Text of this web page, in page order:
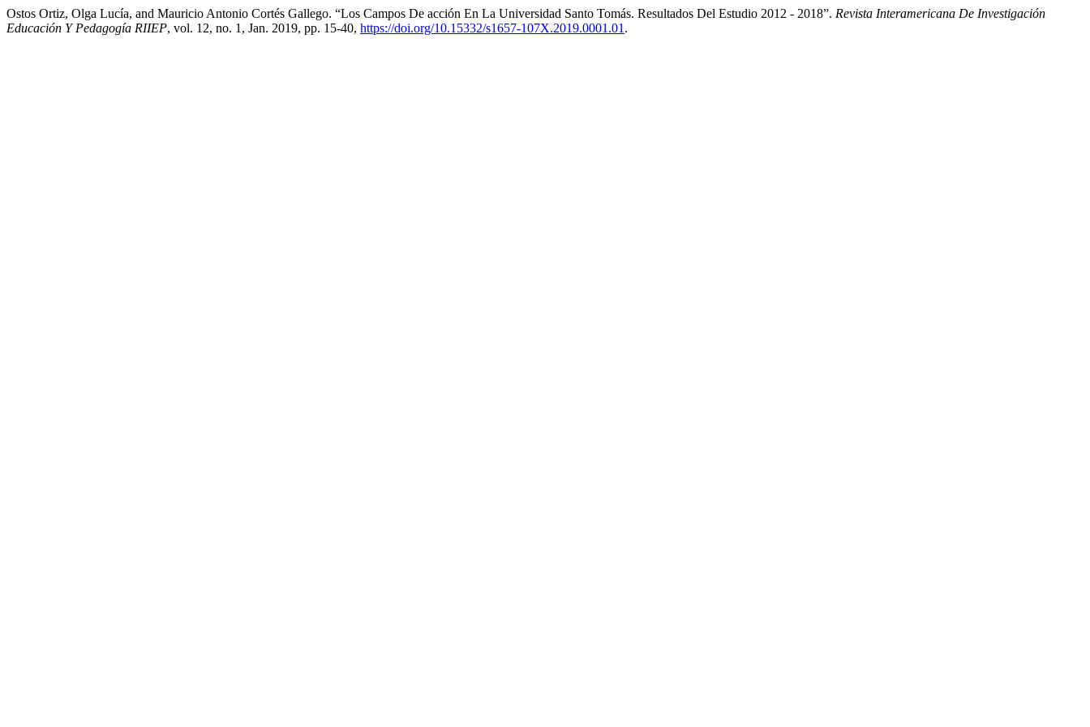
Ostos Ortiz, Olga Lucía, and Mauricio Antonio Cortés Gallego. “Los Campos De acción En La Universidad Santo Tomás. Resultados Del Estudio 2012 - 2018”. Revista Interamericana De Investigación
Educación Y Pedagogía RIIEP, vol. 12, no. 1, Jan. 2019, pp. 15-40, https://doi.org/10.15332/s1657-107X.2019.0001.01 .